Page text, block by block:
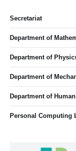
Secretariat
Department of
Department of
Department of
Department of
Personal Computing